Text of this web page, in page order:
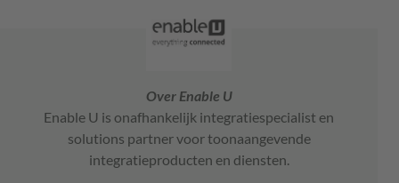
Over Enable U
Enable U is onafhankelijk integratiespecialist en
solutions partner voor toonaangevende
integratieproducten en diensten.